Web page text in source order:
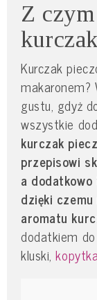
Z
Kurczak
makaronem?
gustu, gdyż
wszystkie
kurczak
przepisowi
a dodatkowo
dzięki
aromatu
dodatkiem
kluski,